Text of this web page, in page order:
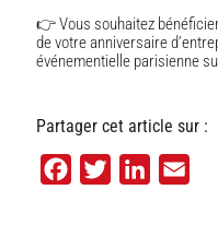
👉 Vous souhaitez
de votre anniversaire
événementielle parisienne
Partager cet article sur :
Facebook
Twitter LinkedIn